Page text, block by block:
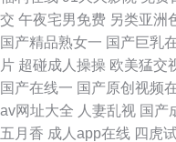
媒A片 精品自拍传媒 国产日韩
码H片 肏屄资源站 五月天去色
网址 综合97超碰 青青草91 99
交 午夜宅男免费 另类亚洲
国产精品熟女一 国产巨乳
片 超碰成人操操 欧美猛交
国产在线一 国产原创视频
av网址大全 人妻乱视 国产
五月香 成人app在线 四虎